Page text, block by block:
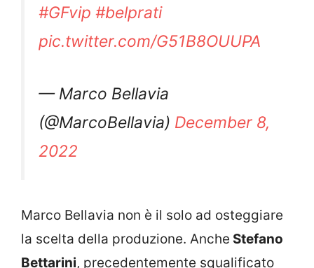
#GFvip #belprati
pic.twitter.com/G51B8OUUPA
— Marco Bellavia
(@MarcoBellavia) December 8,
2022
Marco Bellavia non è il solo ad osteggiare
la scelta della produzione. Anche Stefano
Bettarini, precedentemente squalificato